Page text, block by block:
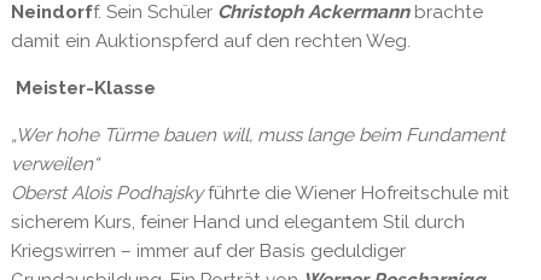
Neindorff. Sein Schüler Christoph Ackermannbrachte
damit ein Auktionspferd auf den rechten Weg.
Meister-Klasse
„Wer hohe Türme bauen will, muss lange beim Fundament
verweilen“
Oberst Alois Podhajskyführte die Wiener Hofreitschule mit
sicherem Kurs, feiner Hand und elegantem Stil durch
Kriegswirren – immer auf der Basis geduldiger